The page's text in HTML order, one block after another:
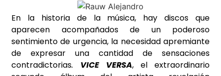
En la historia de la música, hay discos que
aparecen acompañados de un poderoso
sentimiento de urgencia, la necesidad apremiante
de expresar una cantidad de sensaciones
contradictorias. VICE VERSA, el extraordinario